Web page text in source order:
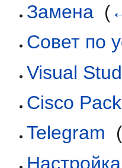
Замена (
Совет по
Visual
Cisco
Telegram
(